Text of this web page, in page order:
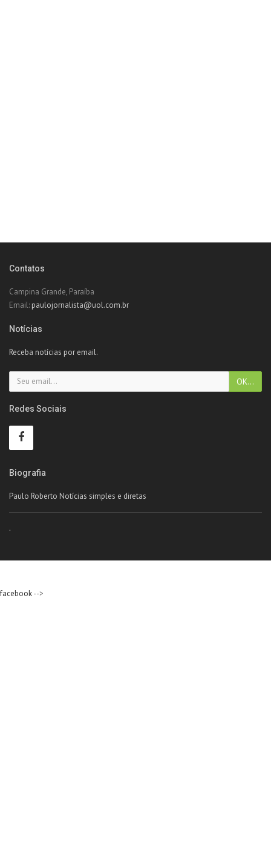
Contatos
Campina Grande, Paraíba
Email: paulojornalista@uol.com.br
Notícias
Receba notícias por email.
Redes Sociais
Biografia
Paulo Roberto Notícias simples e diretas
.
facebook-->